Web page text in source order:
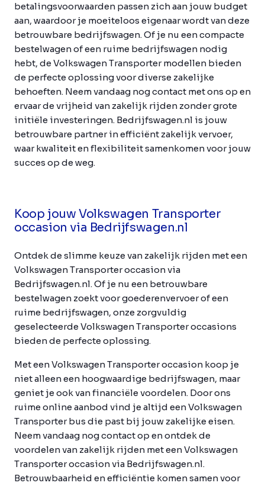
betalingsvoorwaarden passen zich aan jouw budget
aan, waardoor je moeiteloos eigenaar wordt van deze
betrouwbare bedrijfswagen. Of je nu een compacte
bestelwagen of een ruime bedrijfswagen nodig
hebt, de Volkswagen Transporter modellen bieden
de perfecte oplossing voor diverse zakelijke
behoeften. Neem vandaag nog contact met ons op en
ervaar de vrijheid van zakelijk rijden zonder grote
initiële investeringen. Bedrijfswagen.nl is jouw
betrouwbare partner in efficiënt zakelijk vervoer,
waar kwaliteit en flexibiliteit samenkomen voor jouw
succes op de weg.
Koop jouw Volkswagen Transporter
occasion via Bedrijfswagen.nl
Ontdek de slimme keuze van zakelijk rijden met een
Volkswagen Transporter occasion via
Bedrijfswagen.nl. Of je nu een betrouwbare
bestelwagen zoekt voor goederenvervoer of een
ruime bedrijfswagen, onze zorgvuldig
geselecteerde Volkswagen Transporter occasions
bieden de perfecte oplossing.
Met een Volkswagen Transporter occasion koop je
niet alleen een hoogwaardige bedrijfswagen, maar
geniet je ook van financiële voordelen. Door ons
ruime online aanbod vind je altijd een Volkswagen
Transporter bus die past bij jouw zakelijke eisen.
Neem vandaag nog contact op en ontdek de
voordelen van zakelijk rijden met een Volkswagen
Transporter occasion via Bedrijfswagen.nl.
Betrouwbaarheid en efficiëntie komen samen voor